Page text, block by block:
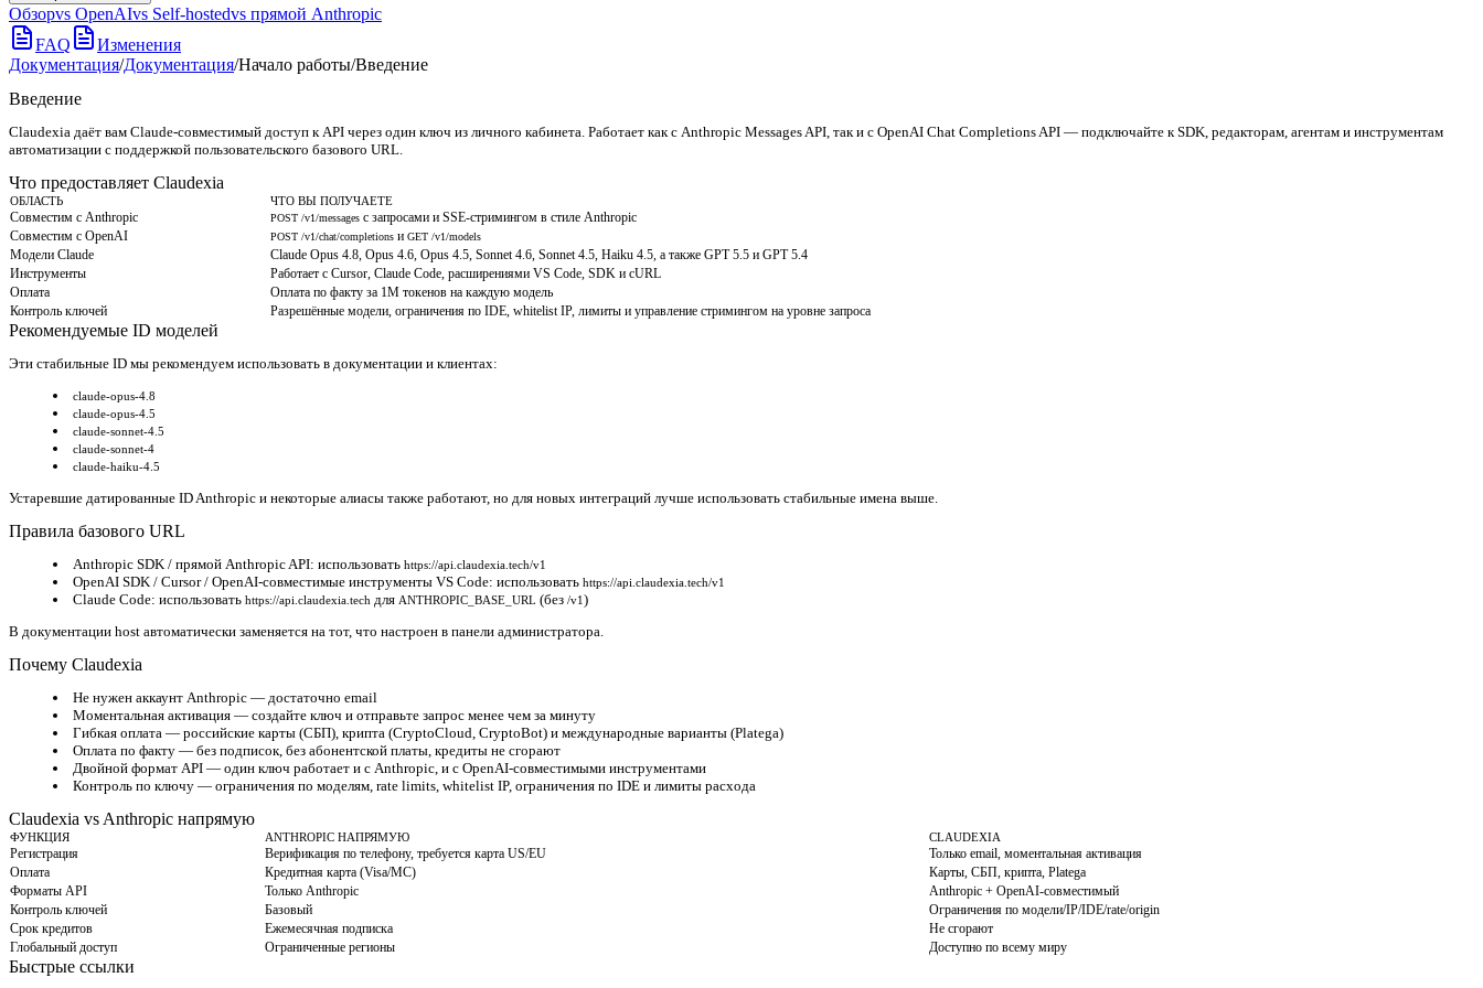
Обзорvs OpenAIvs Self-hostedvs прямой Anthropic
FAQ
Изменения
Документация/Документация/Начало работы/Введение
Введение
Claudexia даёт вам Claude-совместимый доступ к API через один ключ из личного кабинета. Работает как с Anthropic Messages API, так и с OpenAI Chat Completions API — подключайте к SDK, редакторам, агентам и инструментам
автоматизации с поддержкой пользовательского базового URL.
Что предоставляет Claudexia
ОБЛАСТЬ ЧТО ВЫ ПОЛУЧАЕТЕ
Совместим с Anthropic POST /v1/messages с запросами и SSE-стримингом в стиле Anthropic
Совместим с OpenAI
POST /v1/chat/completions и GET /v1/models
Модели Claude
Claude Opus 4.8, Opus 4.6, Opus 4.5, Sonnet 4.6, Sonnet 4.5, Haiku 4.5, а также GPT 5.5 и GPT 5.4
Инструменты
Работает с Cursor, Claude Code, расширениями VS Code, SDK и cURL
Оплата
Оплата по факту за 1M токенов на каждую модель
Контроль ключей
Разрешённые модели, ограничения по IDE, whitelist IP, лимиты и управление стримингом на уровне запроса
Рекомендуемые ID моделей
Эти стабильные ID мы рекомендуем использовать в документации и клиентах:
claude-opus-4.8
claude-opus-4.5
claude-sonnet-4.5
claude-sonnet-4
claude-haiku-4.5
Устаревшие датированные ID Anthropic и некоторые алиасы также работают, но для новых интеграций лучше использовать стабильные имена выше.
Правила базового URL
Anthropic SDK / прямой Anthropic API: использовать https://api.claudexia.tech/v1
OpenAI SDK / Cursor / OpenAI-совместимые инструменты VS Code: использовать https://api.claudexia.tech/v1
Claude Code: использовать https://api.claudexia.tech для ANTHROPIC_BASE_URL (без /v1 )
В документации host автоматически заменяется на тот, что настроен в панели администратора.
Почему Claudexia
Не нужен аккаунт Anthropic — достаточно email
Моментальная активация — создайте ключ и отправьте запрос менее чем за минуту
Гибкая оплата — российские карты (СБП), крипта (CryptoCloud, CryptoBot) и международные варианты (Platega)
Оплата по факту — без подписок, без абонентской платы, кредиты не сгорают
Двойной формат API — один ключ работает и с Anthropic, и с OpenAI-совместимыми инструментами
Контроль по ключу — ограничения по моделям, rate limits, whitelist IP, ограничения по IDE и лимиты расхода
Claudexia vs Anthropic напрямую
ФУНКЦИЯ ANTHROPIC НАПРЯМУЮ CLAUDEXIA
Регистрация Верификация по телефону, требуется карта US/EU
Только email, моментальная активация
Оплата
Кредитная карта (Visa/MC)
Карты, СБП, крипта, Platega
Форматы API
Только Anthropic
Anthropic + OpenAI-совместимый
Контроль ключей
Базовый
Ограничения по модели/IP/IDE/rate/origin
Срок кредитов
Ежемесячная подписка
Не сгорают
Глобальный доступ
Ограниченные регионы Доступно по всему миру
Быстрые ссылки